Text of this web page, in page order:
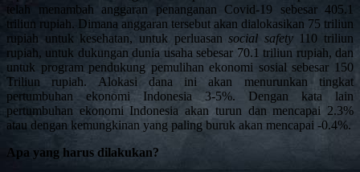
telah menambah anggaran penanganan Covid-19 sebesar 405.1
triliun rupiah. Dimana anggaran tersebut akan dialokasikan 75 triliun
rupiah untuk kesehatan, untuk perluasansocial safety 110 triliun
rupiah, untuk dukungan dunia usaha sebesar 70.1 triliun rupiah, dan
untuk program pendukung pemulihan ekonomi sosial sebesar 150
Triliun rupiah. Alokasi dana ini akan menurunkan tingkat
pertumbuhan ekonomi Indonesia 3-5%. Dengan kata lain
pertumbuhan ekonomi Indonesia akan turun dan mencapai 2.3%
atau dengan kemungkinan yang paling buruk akan mencapai -0.4%.
Apa yang harus dilakukan?